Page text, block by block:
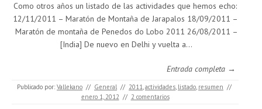
Como otros años un listado de las actividades que hemos echo:
12/11/2011 – Maratón de Montaña de Jarapalos 18/09/2011 –
Maratón de montaña de Penedos do Lobo 2011 26/08/2011 –
[India] De nuevo en Delhi y vuelta a…
Entrada completa →
Publicado por: Vallekano // General // 2011,actividades, listado, resumen //
enero 1, 2012 // 2 comentarios